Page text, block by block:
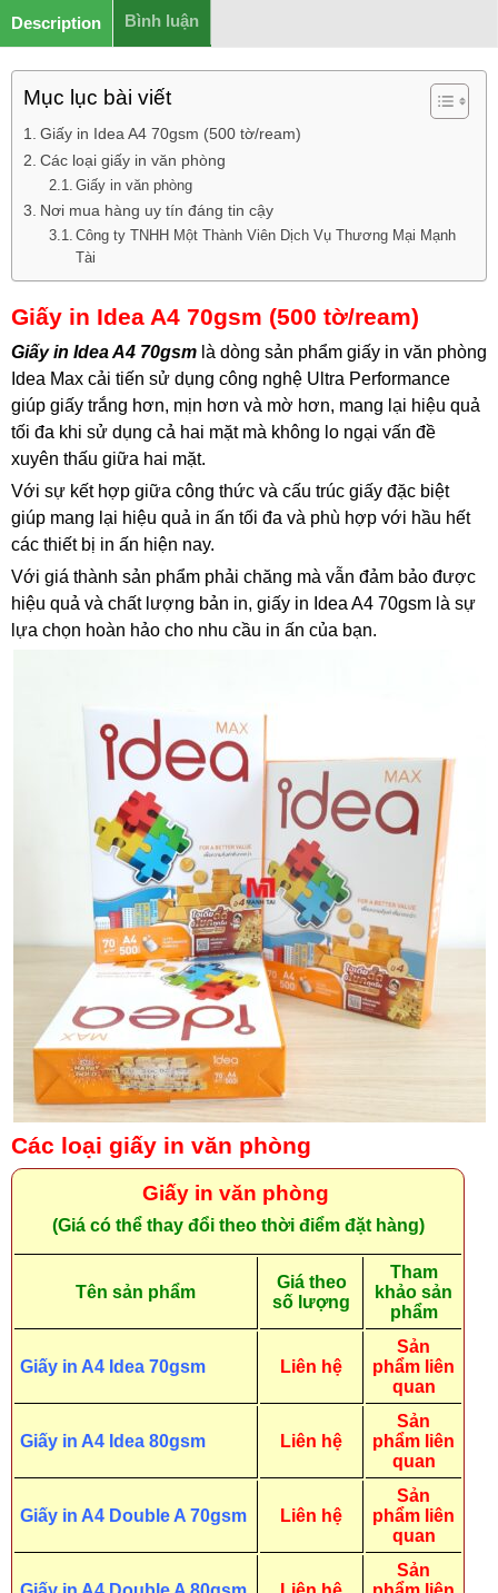
Description Bình luận
Mục lục bài viết
Giấy in Idea A4 70gsm (500 tờ/ream)
Các loại giấy in văn phòng
Giấy in văn phòng
Nơi mua hàng uy tín đáng tin cậy
Công ty TNHH Một Thành Viên Dịch Vụ Thương Mại Mạnh
Tài
Giấy in Idea A4 70gsm (500 tờ/ream)
Giấy in Idea A4 70gsm là dòng sản phẩm giấy in văn phòng
Idea Max cải tiến sử dụng công nghệ Ultra Performance
giúp giấy trắng hơn, mịn hơn và mờ hơn, mang lại hiệu quả
tối đa khi sử dụng cả hai mặt mà không lo ngại vấn đề
xuyên thấu giữa hai mặt.
Với sự kết hợp giữa công thức và cấu trúc giấy đặc biệt
giúp mang lại hiệu quả in ấn tối đa và phù hợp với hầu hết
các thiết bị in ấn hiện nay.
Với giá thành sản phẩm phải chăng mà vẫn đảm bảo được
hiệu quả và chất lượng bản in, giấy in Idea A4 70gsm là sự
lựa chọn hoàn hảo cho nhu cầu in ấn của bạn.
Các loại giấy in văn phòng
Giấy in văn phòng
(Giá có thể thay đổi theo thời điểm đặt hàng)
Tên sản phẩm
Giá theo
số lượng
Tham
khảo sản
phẩm
Giấy in A4 Idea 70gsm Liên hệ
Sản
phẩm liên
quan
Giấy in A4 Idea 80gsm Liên hệ
Sản
phẩm liên
quan
Giấy in A4 Double A 70gsm Liên hệ
Sản
phẩm liên
quan
Sản